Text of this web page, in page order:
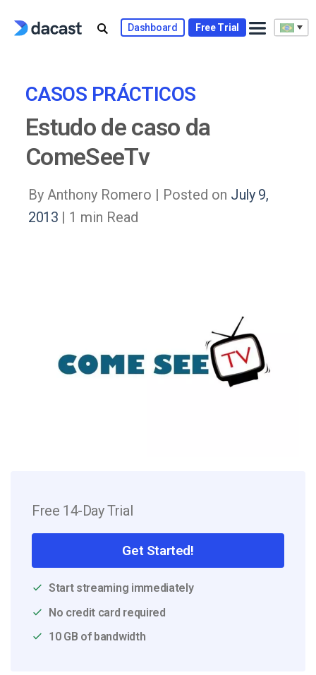
Dashboard Free Trial
CASOS PRÁCTICOS
Estudo de caso da
ComeSeeTv
By Anthony Romero | Posted on July 9,
2013 | 1 min Read
Free 14-Day Trial
Get Started!
Start streaming immediately
No credit card required
10 GB of bandwidth